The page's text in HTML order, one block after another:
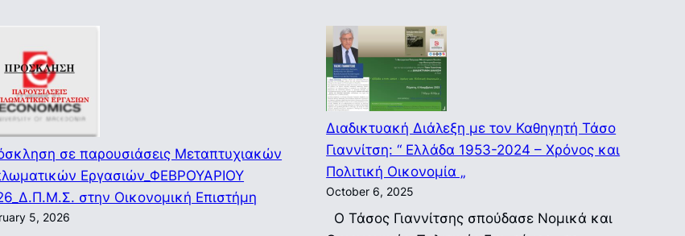
σε παρουσιάσεις Μεταπτυχιακών
Εργασιών_ΦΕΒΡΟΥΑΡΙΟΥ
στην Οικονομική Επιστήμη
5, 2026
Διαδικτυακή Διάλεξη με τον Καθηγητή Τάσο
Γιαννίτση: “ Ελλάδα 1953-2024 – Χρόνος και
Πολιτική Οικονομία „
October 6, 2025
Ο Τάσος Γιαννίτσης σπούδασε Νομικά και